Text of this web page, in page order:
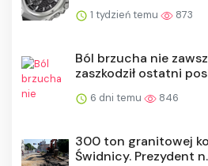
1 tydzień temu 873
Ból brzucha nie
zaszkodził ostatni
6 dni temu 846
300 ton granitowej
Świdnicy. Prezydent